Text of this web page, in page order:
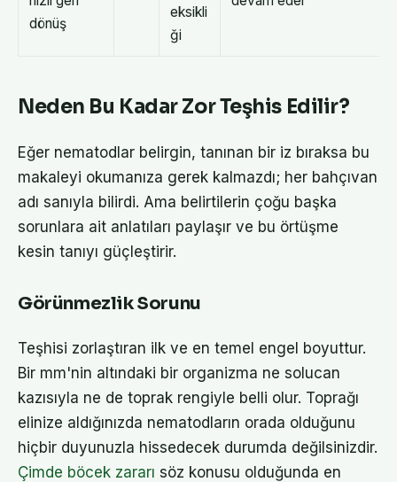
dönüş
eksikli
ği
Neden Bu Kadar Zor Teşhis Edilir?
Eğer nematodlar belirgin, tanınan bir iz bıraksa bu
makaleyi okumanıza gerek kalmazdı; her bahçıvan
adı sanıyla bilirdi. Ama belirtilerin çoğu başka
sorunlara ait anlatıları paylaşır ve bu örtüşme
kesin tanıyı güçleştirir.
Görünmezlik Sorunu
Teşhisi zorlaştıran ilk ve en temel engel boyuttur.
Bir mm'nin altındaki bir organizma ne solucan
kazısıyla ne de toprak rengiyle belli olur. Toprağı
elinize aldığınızda nematodların orada olduğunu
hiçbir duyunuzla hissedecek durumda değilsinizdir.
Çimde böcek zararı söz konusu olduğunda en